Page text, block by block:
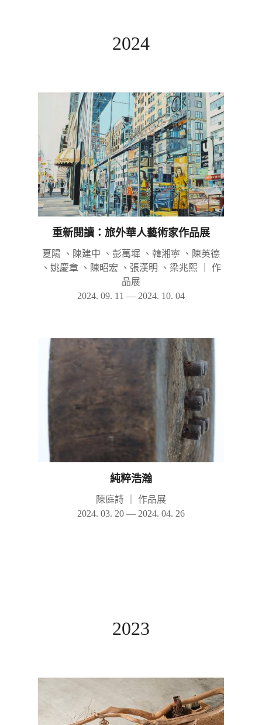
2024
重新閱讀：旅外華人藝術家作品展
夏陽 、陳建中 、彭萬墀 、韓湘寧 、陳英德
、姚慶章 、陳昭宏 、張漢明 、梁兆熙
作
品展
2024. 09. 11 — 2024. 10. 04
純粹浩瀚
陳庭詩
作品展
2024. 03. 20 — 2024. 04. 26
2023